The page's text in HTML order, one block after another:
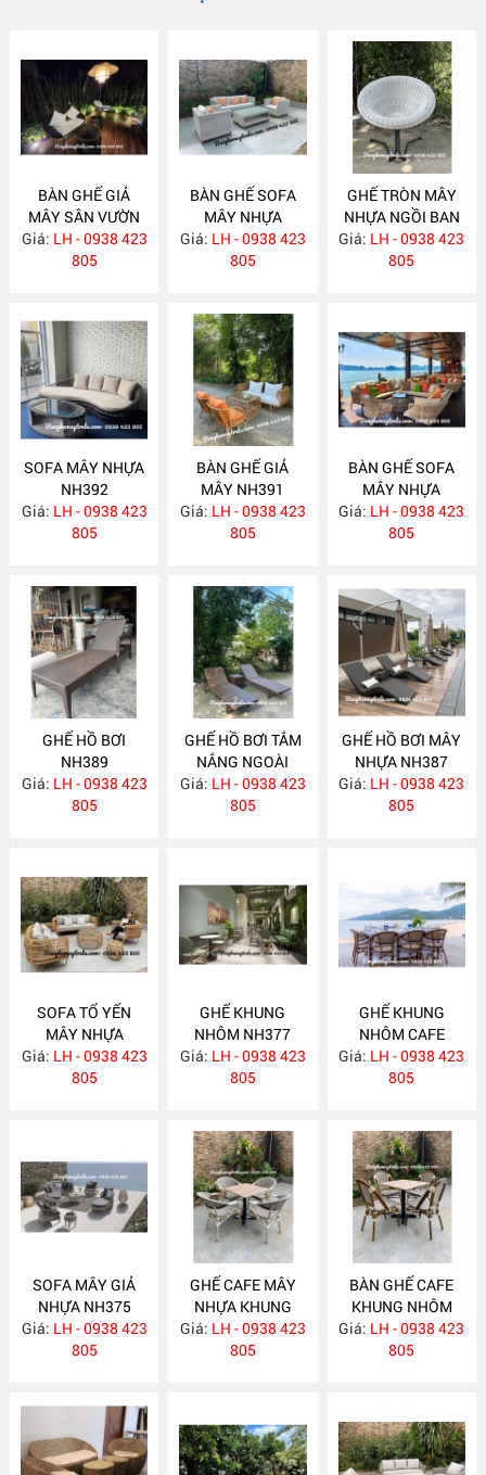
BÀN GHẾ GIẢ
MÂY SÂN VƯỜN
NH407
Giá: LH - 0938 423
805
BÀN GHẾ SOFA
MÂY NHỰA
NH406
Giá: LH - 0938 423
805
GHẾ TRÒN MÂY
NHỰA NGỒI BAN
CÔNG NH394
Giá: LH - 0938 423
805
SOFA MÂY NHỰA
NH392
Giá: LH - 0938 423
805
BÀN GHẾ GIẢ
MÂY NH391
Giá: LH - 0938 423
805
BÀN GHẾ SOFA
MÂY NHỰA
NH390
Giá: LH - 0938 423
805
GHẾ HỒ BƠI
NH389
Giá: LH - 0938 423
805
GHẾ HỒ BƠI TẮM
NẮNG NGOÀI
TRỜI NH388
Giá: LH - 0938 423
805
GHẾ HỒ BƠI MÂY
NHỰA NH387
Giá: LH - 0938 423
805
SOFA TỔ YẾN
MÂY NHỰA
NH378
Giá: LH - 0938 423
805
GHẾ KHUNG
NHÔM NH377
Giá: LH - 0938 423
805
GHẾ KHUNG
NHÔM CAFE
NH376
Giá: LH - 0938 423
805
SOFA MÂY GIẢ
NHỰA NH375
Giá: LH - 0938 423
805
GHẾ CAFE MÂY
NHỰA KHUNG
NHÔM NH374
Giá: LH - 0938 423
805
BÀN GHẾ CAFE
KHUNG NHÔM
MÂY NHỰA
NH373
Giá: LH - 0938 423
805